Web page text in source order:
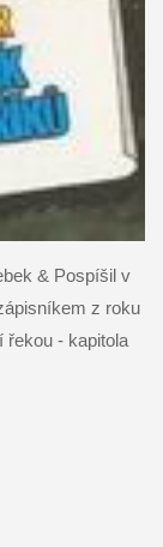
& Pospíšil v
z roku
řekou - kapitola